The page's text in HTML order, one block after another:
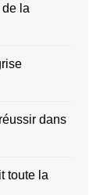
la
dans
toute la